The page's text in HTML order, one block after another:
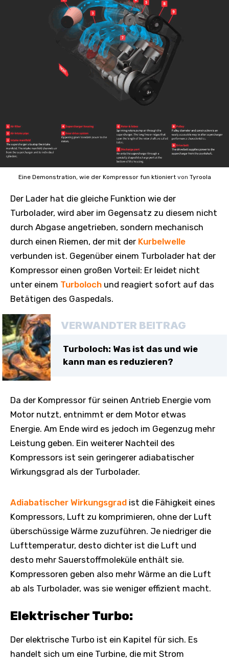
Eine Demonstration, wie der Kompressor fun ktioniert von Tyroola
Der Lader hat die gleiche Funktion wie der
Turbolader, wird aber im Gegensatz zu diesem nicht
durch Abgase angetrieben, sondern mechanisch
durch einen Riemen, der mit der Kurbelwelle
verbunden ist. Gegenüber einem Turbolader hat der
Kompressor einen großen Vorteil: Er leidet nicht
unter einem Turboloch und reagiert sofort auf das
Betätigen des Gaspedals.
VERWANDTER BEITRAG
Turboloch: Was ist das und wie
kann man es reduzieren?
Da der Kompressor für seinen Antrieb Energie vom
Motor nutzt, entnimmt er dem Motor etwas
Energie. Am Ende wird es jedoch im Gegenzug mehr
Leistung geben. Ein weiterer Nachteil des
Kompressors ist sein geringerer adiabatischer
Wirkungsgrad als der Turbolader.
Adiabatischer Wirkungsgrad ist die Fähigkeit eines
Kompressors, Luft zu komprimieren, ohne der Luft
überschüssige Wärme zuzuführen. Je niedriger die
Lufttemperatur, desto dichter ist die Luft und
desto mehr Sauerstoffmoleküle enthält sie.
Kompressoren geben also mehr Wärme an die Luft
ab als Turbolader, was sie weniger effizient macht.
Elektrischer Turbo:
Der elektrische Turbo ist ein Kapitel für sich. Es
handelt sich um eine Turbine, die mit Strom